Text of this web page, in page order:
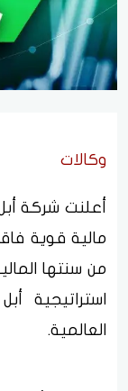
وكالات
أعلنت شركة
مالية قوية
استراتيجية
العالمية.